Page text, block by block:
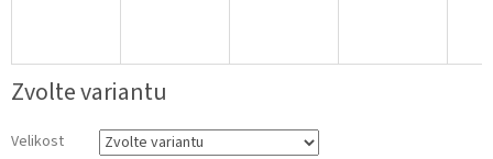
Zvolte variantu
Velikost